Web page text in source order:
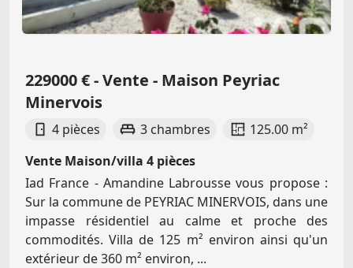
229000 € - Vente - Maison Peyriac
Minervois
4 pièces 3 chambres
125.00 m²
Vente Maison/villa 4 pièces
Iad France - Amandine Labrousse vous propose :
Sur la commune de PEYRIAC MINERVOIS, dans une
impasse résidentiel au calme et proche des
commodités. Villa de 125 m² environ ainsi qu'un
extérieur de 360 m² environ, ...